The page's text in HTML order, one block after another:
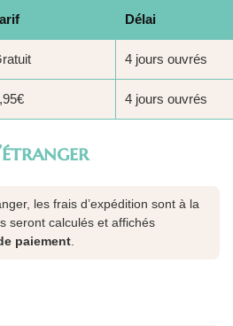
Délai
4 jours ouvrés
4 jours ouvrés
les frais d’expédition sont à la
seront calculés et affichés
paiement